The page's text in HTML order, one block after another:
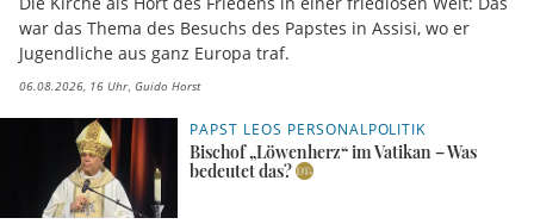
war das Thema des Besuchs des Papstes in Assisi, wo er
Jugendliche aus ganz Europa traf.
06.08.2026, 16 Uhr Guido Horst
PAPST LEOS PERSONALPOLITIK
Bischof „Löwenherz“ im Vatikan – Was
bedeutet das?